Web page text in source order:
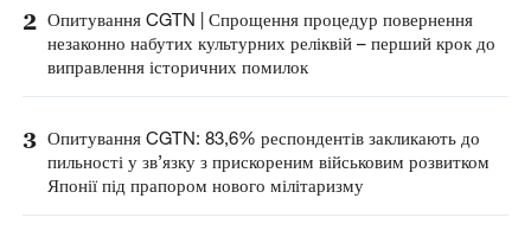
2 Опитування CGTN | Спрощення процедур повернення
незаконно набутих культурних реліквій – перший крок до
виправлення історичних помилок
3 Опитування CGTN: 83,6% респондентів закликають до
пильності у зв’язку з прискореним військовим розвитком
Японії під прапором нового мілітаризму